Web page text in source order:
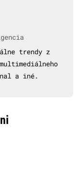
trendy z
a iné.